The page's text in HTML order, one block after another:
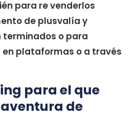
para re venderlos
de plusvalía y
o para
en plataformas o a través
para el que
de